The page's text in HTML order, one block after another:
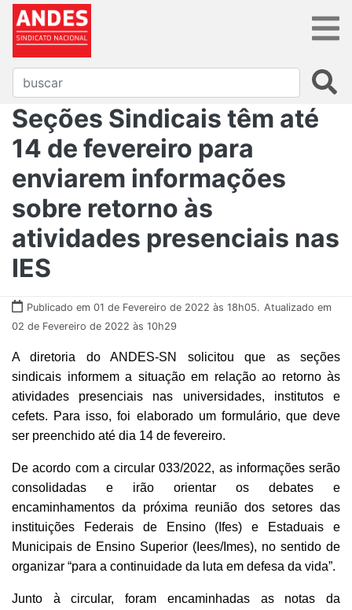
Seções Sindicais têm até
14 de fevereiro para
enviarem informações
sobre retorno às
atividades presenciais nas
IES
Publicado em 01 de Fevereiro de 2022 às 18h05. Atualizado em
02 de Fevereiro de 2022 às 10h29
A diretoria do ANDES-SN solicitou que as seções
sindicais informem a situação em relação ao retorno às
atividades presenciais nas universidades, institutos e
cefets. Para isso, foi elaborado um formulário, que deve
ser preenchido até dia 14 de fevereiro.
De acordo com a circular 033/2022, as informações serão
consolidadas e irão orientar os debates e
encaminhamentos da próxima reunião dos setores das
instituições Federais de Ensino (Ifes) e Estaduais e
Municipais de Ensino Superior (Iees/Imes), no sentido de
organizar “para a continuidade da luta em defesa da vida”.
Junto à circular, foram encaminhadas as notas da